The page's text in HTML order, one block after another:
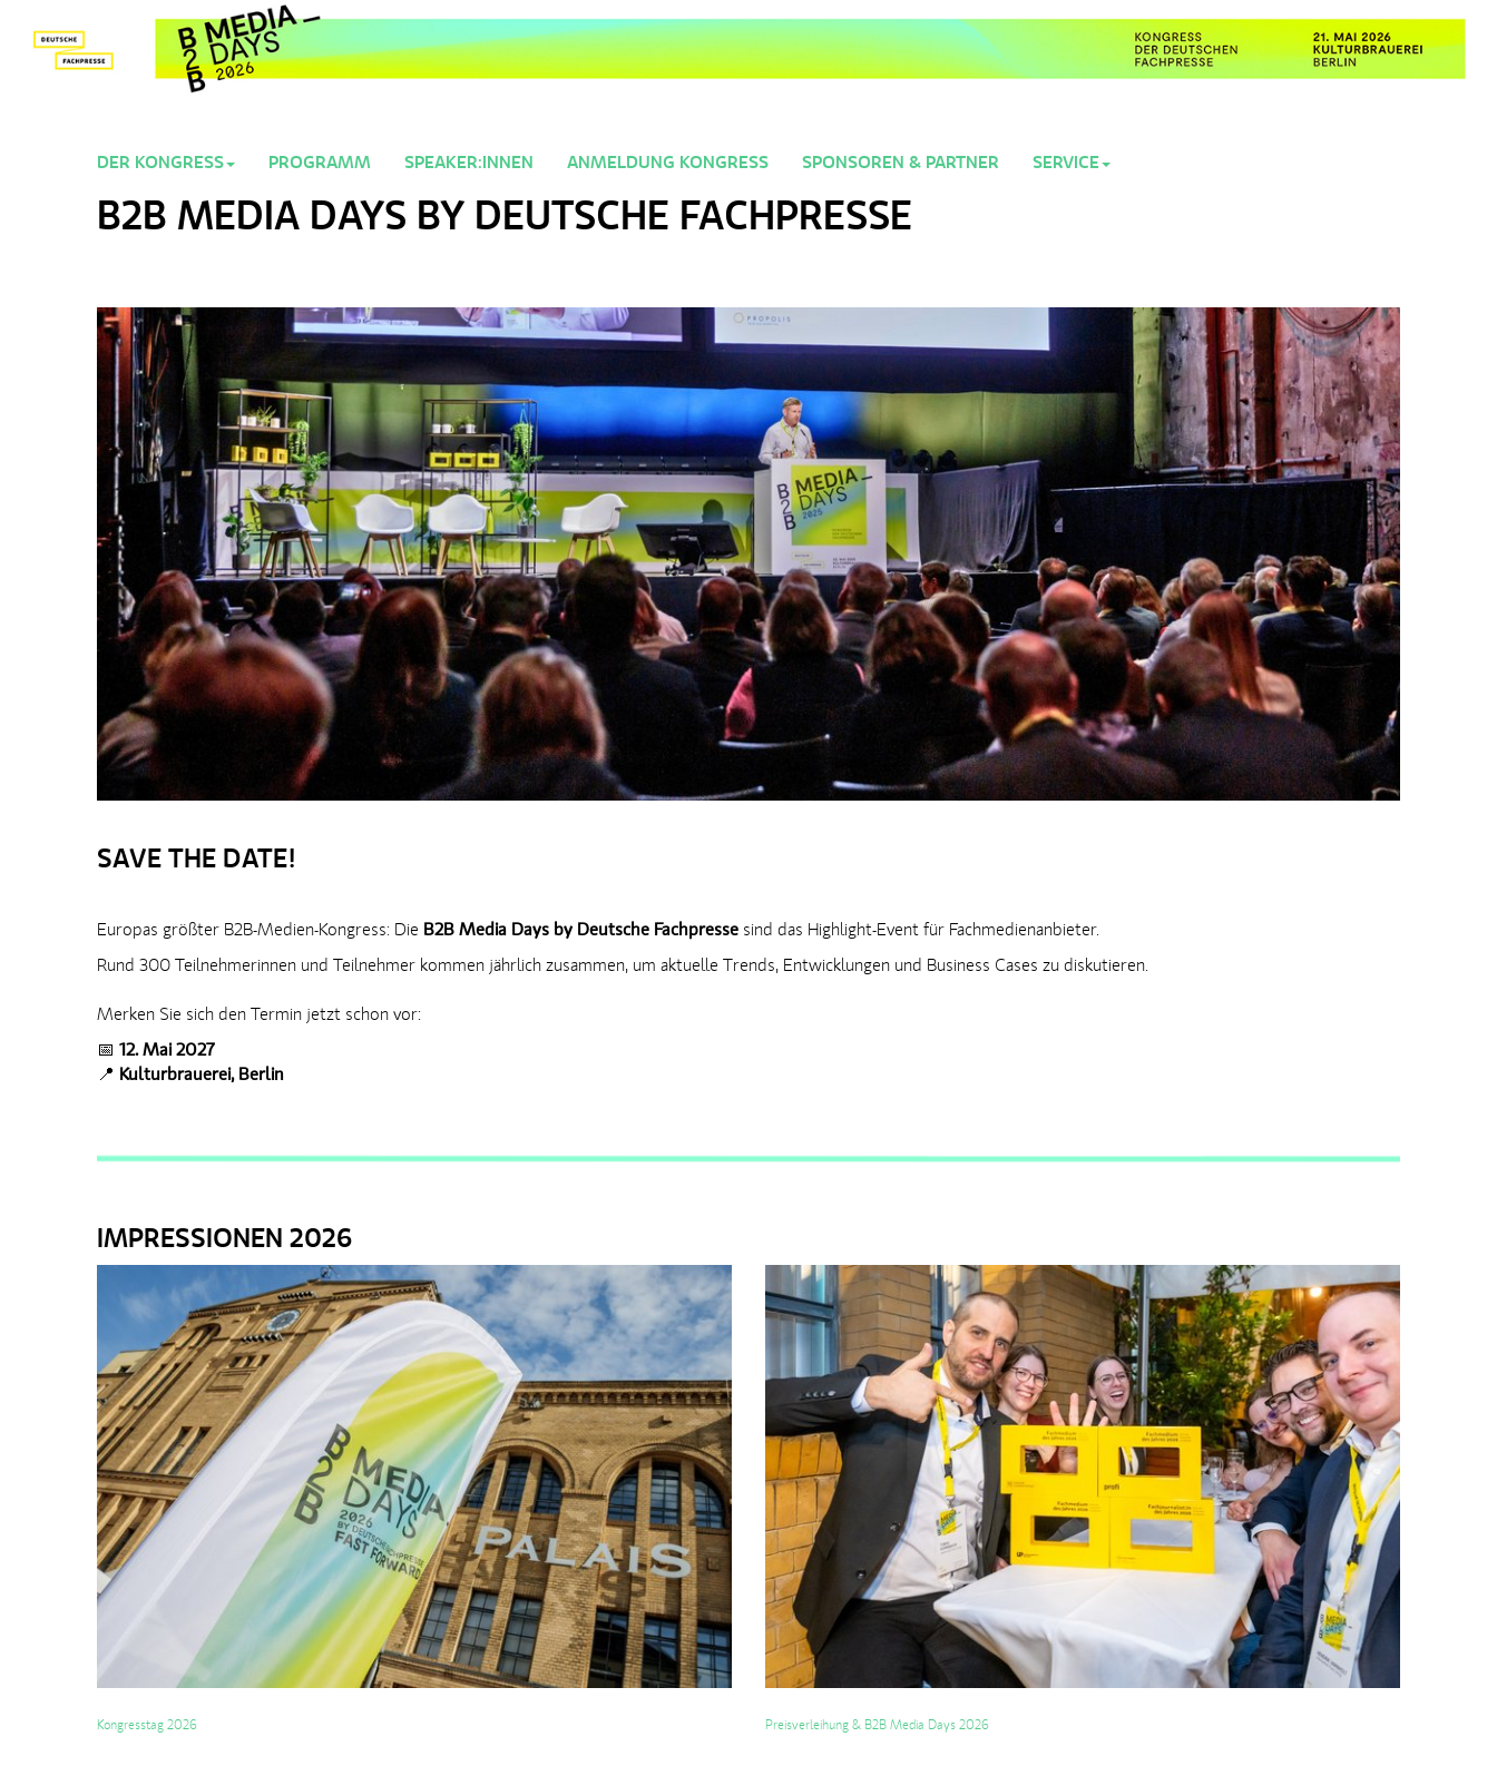
DER KONGRESS PROGRAMM SPEAKER:INNEN ANMELDUNG KONGRESS SPONSOREN & PARTNER SERVICE
B2B MEDIA DAYS BY DEUTSCHE FACHPRESSE
SAVE THE DATE!
Europas größter B2B-Medien-Kongress: Die B2B Media Days by Deutsche Fachpresse sind das Highlight-Event für Fachmedienanbieter.
Rund 300 Teilnehmerinnen und Teilnehmer kommen jährlich zusammen, um aktuelle Trends, Entwicklungen und Business Cases zu diskutieren.
Merken Sie sich den Termin jetzt schon vor:
📅 12. Mai 2027
📍 Kulturbrauerei, Berlin
IMPRESSIONEN 2026
Kongresstag 2026 Preisverleihung & B2B Media Days 2026